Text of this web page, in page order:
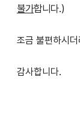
불가합니다.)
조금 불편하시
감사합니다.